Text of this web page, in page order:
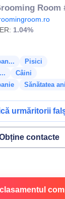
Room
1.04%
Pisici
Câini
Sănătatea
urmăritorii
contacte